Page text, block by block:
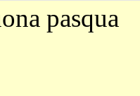
pasqua